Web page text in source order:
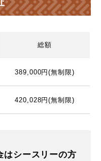
総額
389,000円(無制限)
420,028円(無制限)
はシースリーの方